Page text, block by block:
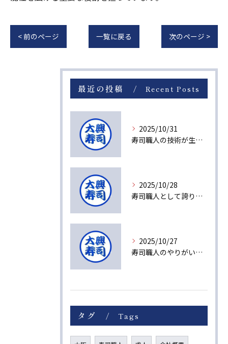
< 前のページ 一覧に戻る 次のページ >
最近の投稿 Recent Posts
2025/10/31
寿司職人の技術が生み出す感動の瞬間
2025/10/28
寿司職人として誇りを持てる理由とは
2025/10/27
寿司職人のやりがいと未来への成長ストーリー
タグ Tags